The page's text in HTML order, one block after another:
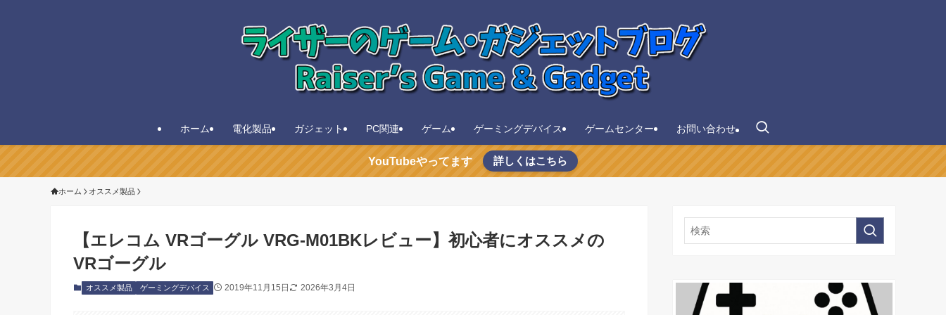
ホーム 電化製品 ガジェット PC関連 ゲーム ゲーミングデバイス ゲームセンター お問い合わせ
YouTubeやってます 詳しくはこちら
ホーム オススメ製品
【エレコム VRゴーグル VRG-M01BKレビュー】初心者にオススメの
VRゴーグル
オススメ製品 ゲーミングデバイス 2019年11月15日 2026年3月4日